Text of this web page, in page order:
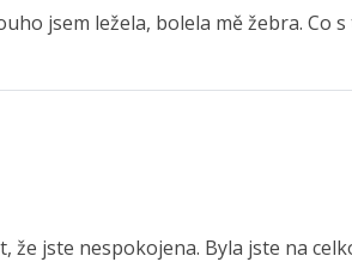
jsem ležela, bolela mě žebra. Co s
že jste nespokojena. Byla jste na